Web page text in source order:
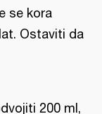
se kora
Ostaviti da
200 ml,